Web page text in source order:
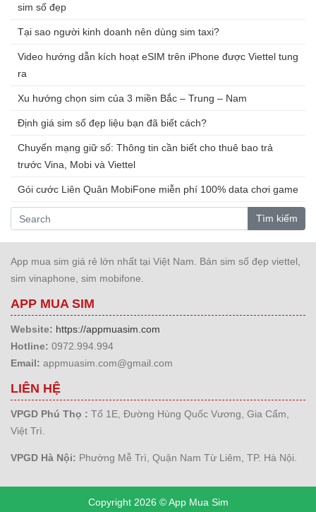
sim số đẹp
Tại sao người kinh doanh nên dùng sim taxi?
Video hướng dẫn kích hoạt eSIM trên iPhone được Viettel tung
ra
Xu hướng chọn sim của 3 miền Bắc – Trung – Nam
Định giá sim số đẹp liệu bạn đã biết cách?
Chuyển mạng giữ số: Thông tin cần biết cho thuê bao trả
trước Vina, Mobi và Viettel
Gói cước Liên Quân MobiFone miễn phí 100% data chơi game
Tìm kiếm
App mua sim giá rẻ lớn nhất tại Việt Nam. Bán sim số đẹp viettel,
sim vinaphone, sim mobifone.
APP MUA SIM
Website: https://appmuasim.com
Hotline: 0972.994.994
Email: appmuasim.com@gmail.com
LIÊN HỆ
VPGD Phú Thọ : Tổ 1E, Đường Hùng Quốc Vương, Gia Cẩm,
Việt Trì.
VPGD Hà Nội: Phường Mễ Trì, Quận Nam Từ Liêm, TP. Hà Nội.
Copyright 2026 © App Mua Sim